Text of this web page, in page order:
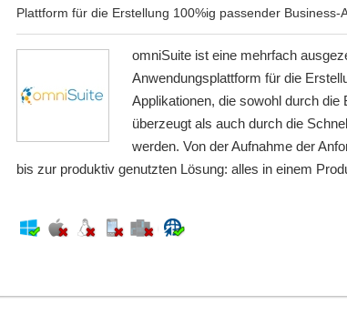
Plattform für die Erstellung 100%ig passender Business-
omniSuite ist eine mehrfach
Anwendungsplattform für die
Applikationen, die sowohl durch
überzeugt als auch durch die
werden. Von der Aufnahme der
bis zur produktiv genutzten Lösung: alles in einem